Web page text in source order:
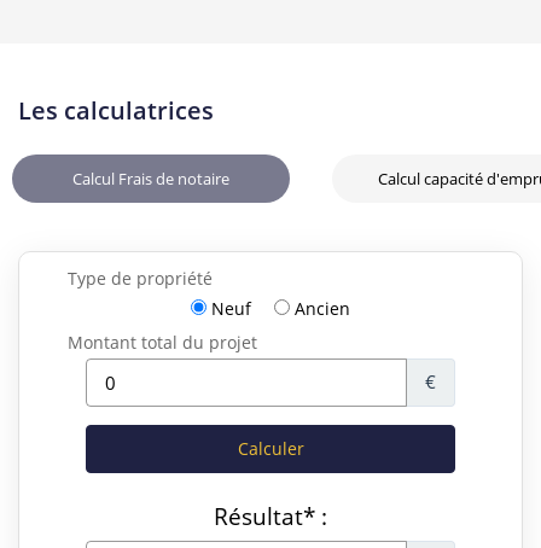
Les calculatrices
Calcul Frais de notaire Calcul capacité